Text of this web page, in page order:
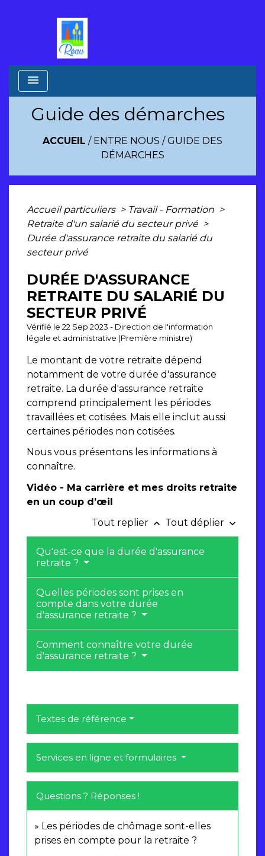
menu
Guide des démarches
ACCUEIL / ENTRE NOUS /GUIDE DES
DÉMARCHES
Accueil particuliers > Travail - Formation >
Retraite d'un salarié du secteur privé >
Durée d'assurance retraite du salarié du
secteur privé
DURÉE D'ASSURANCE
RETRAITE DU SALARIÉ DU
SECTEUR PRIVÉ
Vérifié le 22 Sep 2023 - Direction de l'information
légale et administrative (Première ministre)
Le montant de votre retraite dépend
notamment de votre durée d'assurance
retraite. La durée d'assurance retraite
comprend principalement les périodes
travaillées et cotisées. Mais elle inclut aussi
certaines périodes non cotisées.
Nous vous présentons les informations à
connaître.
Vidéo - Ma carrière et mes droits retraite
en un coup d’œil
Tout replier keyboard_arrow_up Tout déplier keyboard_arrow_down
Qu'est-ce que la durée d'assurance
retraite ?
Quelles périodes sont prises en
compte dans votre durée
d'assurance retraite ?
Comment connaître votre durée
d'assurance retraite ?
Textes de référence
Services en ligne et formulaires
Questions ? Réponses !
Les périodes de chômage sont-elles
prises en compte pour la retraite ?